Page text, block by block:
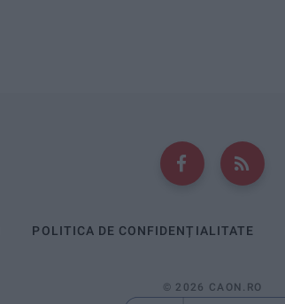
POLITICA DE CONFIDENȚIALITATE
© 2026 CAON.RO